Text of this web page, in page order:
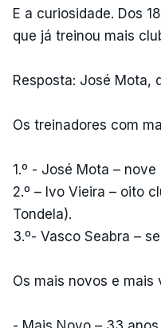
E a curiosidade. Dos
que já treinou mais
Resposta: José Mota,
Os treinadores com
1.º - José Mota – nove
2.º – Ivo Vieira – oito
Tondela).
3.º- Vasco Seabra –
Os mais novos e mais